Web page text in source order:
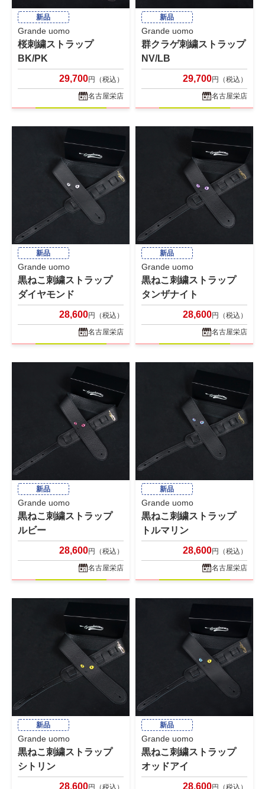
新品
Grande uomo
桜刺繍ストラップ
BK/PK
29,700円（税込）
名古屋栄店
新品
Grande uomo
群クラゲ刺繍ストラップ
NV/LB
29,700円（税込）
名古屋栄店
新品
Grande uomo
黒ねこ刺繍ストラップ
ダイヤモンド
28,600円（税込）
名古屋栄店
新品
Grande uomo
黒ねこ刺繍ストラップ
タンザナイト
28,600円（税込）
名古屋栄店
新品
Grande uomo
黒ねこ刺繍ストラップ
ルビー
28,600円（税込）
名古屋栄店
新品
Grande uomo
黒ねこ刺繍ストラップ
トルマリン
28,600円（税込）
名古屋栄店
新品
Grande uomo
黒ねこ刺繍ストラップ
シトリン
28,600円（税込）
新品
Grande uomo
黒ねこ刺繍ストラップ
オッドアイ
28,600円（税込）